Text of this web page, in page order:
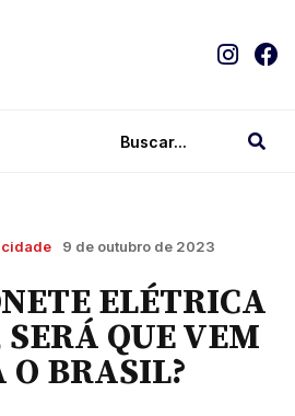
cidade 9 de outubro de 2023
ELÉTRICA
QUE VEM
O BRASIL?